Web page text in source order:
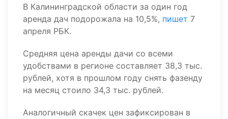
В Калининградской области за один год
аренда дач подорожала на 10,5%, пишет 7
апреля РБК.
Средняя цена аренды дачи со всеми
удобствами в регионе составляет 38,3 тыс.
рублей, хотя в прошлом году снять фазенду
на месяц стоило 34,3 тыс. рублей.
Аналогичный скачек цен зафиксирован в